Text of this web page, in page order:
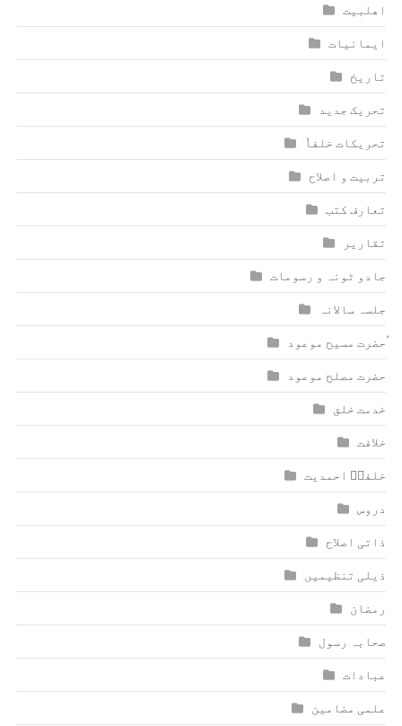
اھلبیت
ایمانیات
تاریخ
تحریک جدید
تحریکات خلفاٗ
تربیت و اصلاح
تعارف کتب
تقاریر
جادو ٹونہ و رسومات
جلسہ سالانہ
ٰؑحضرت مسیح موعود
حضرت مصلح موعود
خدمت خلق
خلافت
خلفاؑ احمدیت
دروس
ذاتی اصلاح
ذیلی تنظیمیں
رمضان
صحابہ رسول
عبادات
علمی مضامین